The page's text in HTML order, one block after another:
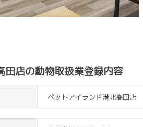
田店の動物取扱業登録内容
ペットアイランド港北高田店